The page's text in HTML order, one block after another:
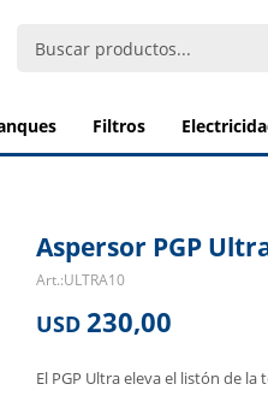
filtros
Aspersor PGP
ULTRA10
USD 230,00
El PGP Ultra eleva el listón de